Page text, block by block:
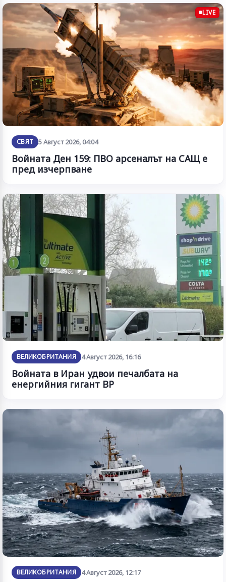
LIVE
СВЯТ 5 Август 2026, 04:04
Войната Ден 159: ПВО арсеналът на САЩ е
пред изчерпване
ВЕЛИКОБРИТАНИЯ 4 Август 2026, 16:16
Войната в Иран удвои печалбата на
енергийния гигант BP
ВЕЛИКОБРИТАНИЯ 4 Август 2026, 12:17